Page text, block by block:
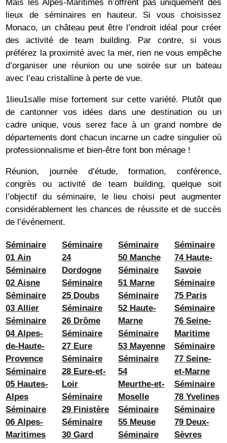
Mais les Alpes-Maritimes n’offrent pas uniquement des
lieux de séminaires en hauteur. Si vous choisissez
Monaco, un château peut être l’endroit idéal pour créer
des activité de team building. Par contre, si vous
préférez la proximité avec la mer, rien ne vous empêche
d’organiser une réunion ou une soirée sur un bateau
avec l’eau cristalline à perte de vue.
1lieu1salle mise fortement sur cette variété. Plutôt que
de cantonner vos idées dans une destination ou un
cadre unique, vous serez face à un grand nombre de
départements dont chacun incarne un cadre singulier où
professionnalisme et bien-être font bon ménage !
Réunion, journée d’étude, formation, conférence,
congrès ou activité de team building, quelque soit
l’objectif du séminaire, le lieu choisi peut augmenter
considérablement les chances de réussite et de succès
de l’événement.
Séminaire
01 Ain
Séminaire
02 Aisne
Séminaire
03 Allier
Séminaire
04 Alpes-
de-Haute-
Provence
Séminaire
05 Hautes-
Alpes
Séminaire
06 Alpes-
Maritimes
Séminaire
24
Dordogne
Séminaire
25 Doubs
Séminaire
26 Drôme
Séminaire
27 Eure
Séminaire
28 Eure-et-
Loir
Séminaire
29 Finistère
Séminaire
30 Gard
Séminaire
50 Manche
Séminaire
51 Marne
Séminaire
52 Haute-
Marne
Séminaire
53 Mayenne
Séminaire
54
Meurthe-et-
Moselle
Séminaire
55 Meuse
Séminaire
Séminaire
74 Haute-
Savoie
Séminaire
75 Paris
Séminaire
76 Seine-
Maritime
Séminaire
77 Seine-
et-Marne
Séminaire
78 Yvelines
Séminaire
79 Deux-
Sèvres